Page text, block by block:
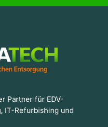
Partner für EDV-
IT-Refurbishing und